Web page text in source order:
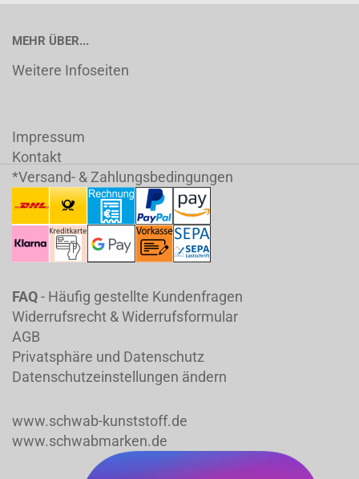
MEHR ÜBER...
Weitere Infoseiten
Impressum
Kontakt
*Versand- & Zahlungsbedingungen
FAQ- Häufig gestellte Kundenfragen
Widerrufsrecht & Widerrufsformular
AGB
Privatsphäre und Datenschutz
Datenschutzeinstellungen ändern
www.schwab-kunststoff.de
www.schwabmarken.de